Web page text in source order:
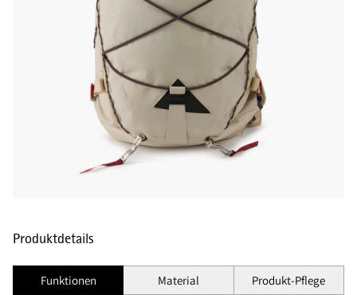
Produktdetails
Funktionen Material Produkt-Pflege